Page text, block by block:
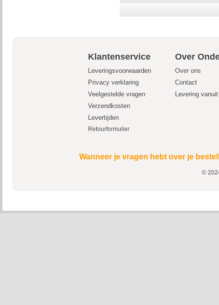
Klantenservice Over
Leveringsvoorwaarden
Over ons
Privacy verklaring
Contact
Veelgestelde vragen
Levering
Verzendkosten
Levertijden
Retourformulier
Wanneer je vragen hebt over je
©